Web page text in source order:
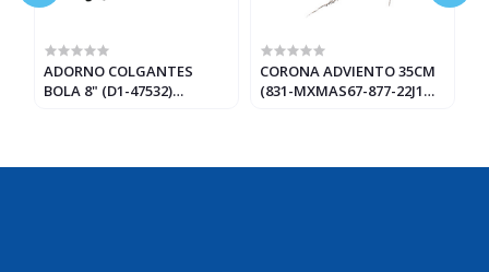
ADORNO COLGANTES
BOLA 8" (D1-47532)
CORONA ADVIENTO 35CM
(831-MXMAS67-877-22J1